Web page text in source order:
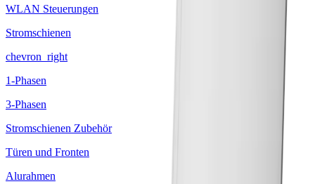
WLAN Steuerungen
Stromschienen
chevron_right
1-Phasen
3-Phasen
Stromschienen Zubehör
Türen und Fronten
Alurahmen